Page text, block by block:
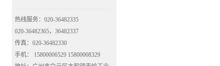
热线服务：020-36482335
020-36482365，36482337
传真：020-36482330
手机： 15800006529 15800008329